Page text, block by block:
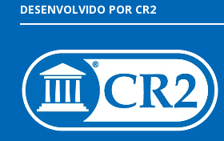
DESENVOLVIDO POR CR2